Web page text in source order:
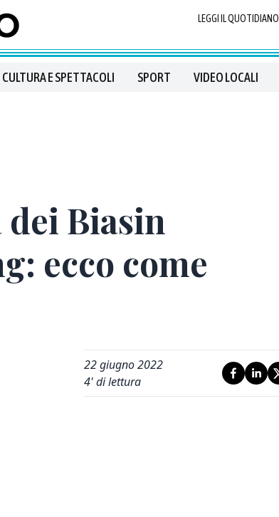
LEGGI IL QUOTIDIANO
CULTURA E SPETTACOLI SPORT VIDEO LOCALI
Biasin
ecco come
22 giugno 2022
4' di lettura